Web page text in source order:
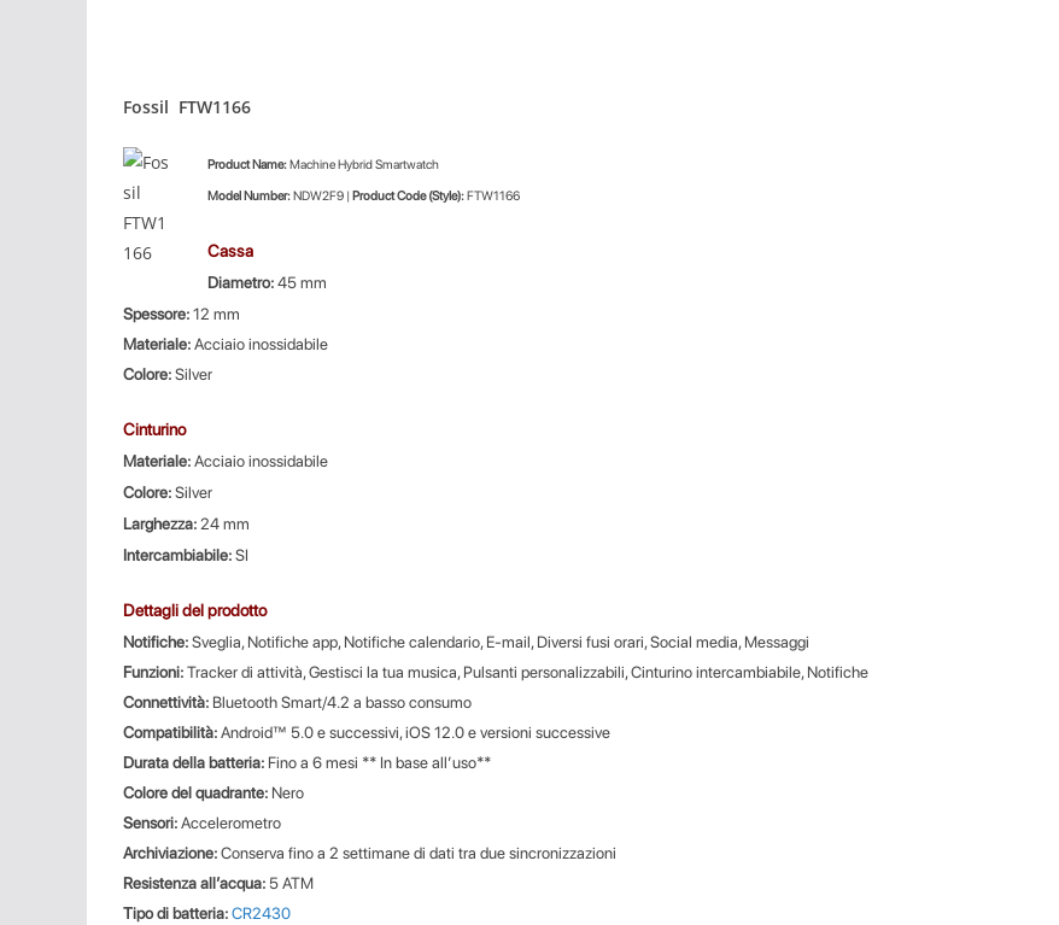
Fossil FTW1166
ProductName:Machine Hybrid Smartwatch
Model Number:NDW2F9 | Product Code (Style):FTW1166
Cassa
Diametro:45 mm
Spessore:12 mm
Materiale:Acciaio inossidabile
Colore:Silver
Cinturino
Materiale:Acciaio inossidabile
Colore:Silver
Larghezza:24 mm
Intercambiabile:SI
Dettagli del prodotto
Notifiche:Sveglia, Notifiche app, Notifiche calendario, E-mail, Diversi fusi orari, Social media, Messaggi
Funzioni:Tracker di attività, Gestisci la tua musica, Pulsanti personalizzabili, Cinturino intercambiabile, Notifiche
Connettività: Bluetooth Smart/4.2 a basso consumo
Compatibilità:Android™ 5.0 e successivi, iOS 12.0 e versioni successive
Durata della batteria: Fino a 6 mesi ** In base all’uso**
Colore del quadrante: Nero
Sensori:Accelerometro
Archiviazione:Conserva fino a 2 settimane di dati tra due sincronizzazioni
Resistenza all’acqua: 5 ATM
Tipo di batteria:CR2430